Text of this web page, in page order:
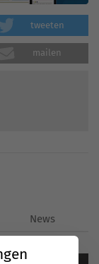
tweeten
mailen
News